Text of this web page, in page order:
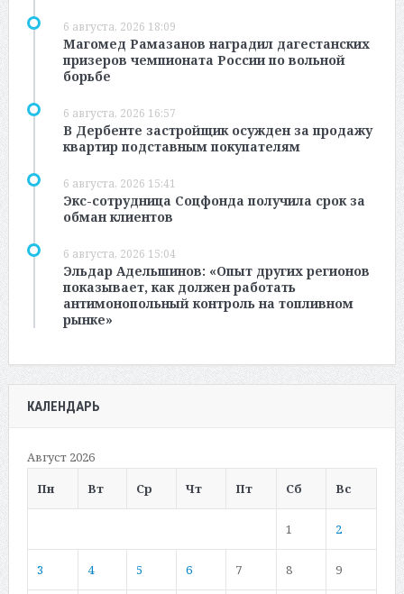
6 августа, 2026 18:09
Магомед Рамазанов наградил дагестанских
призеров чемпионата России по вольной
борьбе
6 августа, 2026 16:57
В Дербенте застройщик осужден за продажу
квартир подставным покупателям
6 августа, 2026 15:41
Экс-сотрудница Соцфонда получила срок за
обман клиентов
6 августа, 2026 15:04
Эльдар Адельшинов: «Опыт других регионов
показывает, как должен работать
антимонопольный контроль на топливном
рынке»
КАЛЕНДАРЬ
Август 2026
Пн
Вт Ср Чт Пт Сб Вс
1 2
3 4 5 6 7 8 9